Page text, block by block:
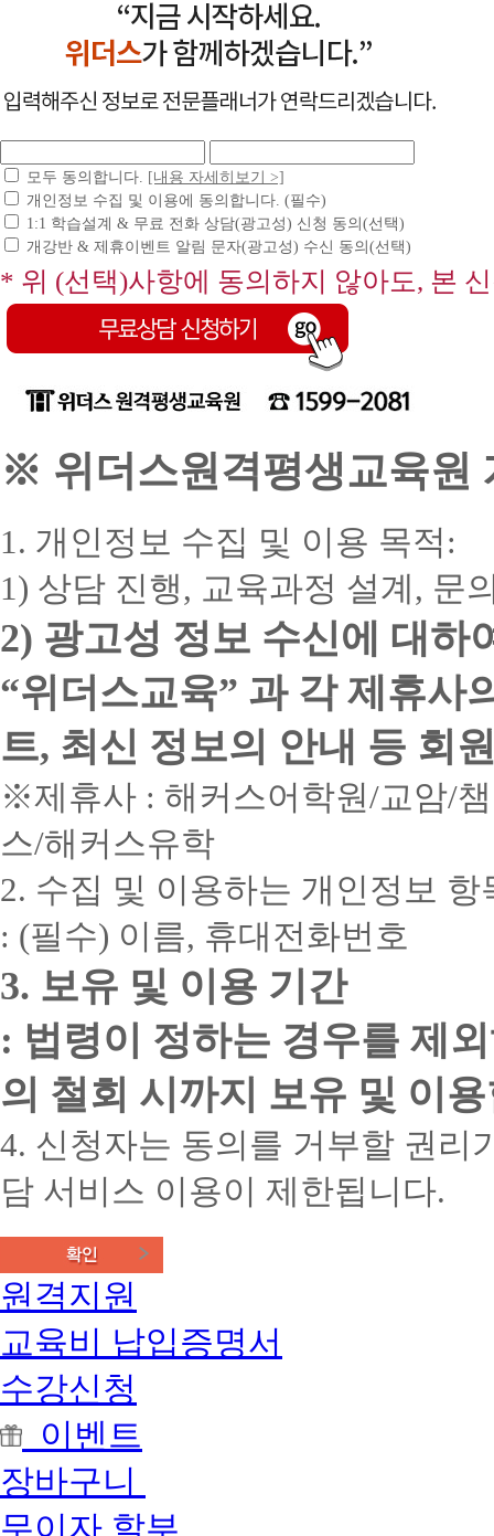
모두 동의합니다.
[내용 자세히보기 >]
개인정보 수집 및 이용에 동의합니다. (필수)
1:1 학습설계 & 무료 전화 상담(광고성) 신청 동의(선택)
개강반 & 제휴이벤트 알림 문자(광고성) 수신 동의(선택)
* 위 (선택)사항에 동의하지 않아도, 본
※ 위더스원격평생교육원
1. 개인정보 수집 및 이용 목적:
1) 상담 진행, 교육과정 설계, 문
2) 광고성 정보 수신에 대하
“위더스교육” 과 각 제휴사
트, 최신 정보의 안내 등 회
※제휴사 : 해커스어학원/교암/
스/해커스유학
2. 수집 및 이용하는 개인정보 항
: (필수) 이름, 휴대전화번호
3. 보유 및 이용 기간
: 법령이 정하는 경우를 제
의 철회 시까지 보유 및 이
4. 신청자는 동의를 거부할 권리
담 서비스 이용이 제한됩니다.
원격지원
교육비 납입증명서
수강신청
이벤트
장바구니
무이자 할부